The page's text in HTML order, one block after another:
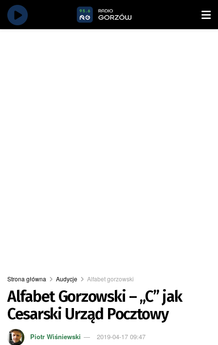
Strona główna Audycje Alfabet gorzowski
Alfabet Gorzowski – „C” jak
Cesarski Urząd Pocztowy
Piotr Wiśniewski 2019-04-17 09:47